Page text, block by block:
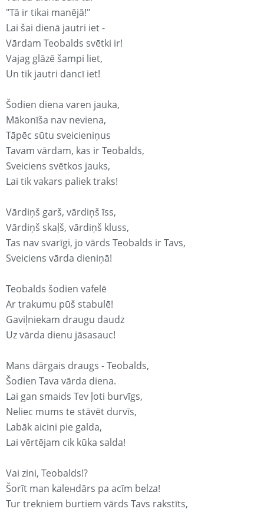
"Tā ir tikai manējā!"
Lai šai dienā jautri iet -
Vārdam Teobalds svētki ir!
Vajag glāzē šampi liet,
Un tik jautri dancī iet!
Šodien diena varen jauka,
Mākonīša nav neviena,
Tāpēc sūtu sveicieniņus
Tavam vārdam, kas ir Teobalds,
Sveiciens svētkos jauks,
Lai tik vakars paliek traks!
Vārdiņš garš, vārdiņš īss,
Vārdiņš skaļš, vārdiņš kluss,
Tas nav svarīgi, jo vārds Teobalds ir Tavs,
Sveiciens vārda dieniņā!
Teobalds šodien vafelē
Ar trakumu pūš stabulē!
Gaviļniekam draugu daudz
Uz vārda dienu jāsasauc!
Mans dārgais draugs - Teobalds,
Šodien Tava vārda diena.
Lai gan smaids Tev ļoti burvīgs,
Neliec mums te stāvēt durvīs,
Labāk aicini pie galda,
Lai vērtējam cik kūka salda!
Vai zini, Teobalds!?
Šorīt man kaleнdārs pa acīm belza!
Tur trekniem burtiem vārds Tavs rakstīts,